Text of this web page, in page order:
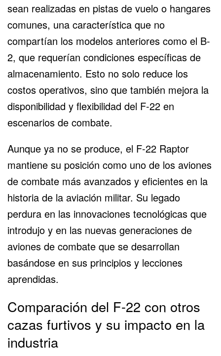
sean realizadas en pistas de vuelo o hangares
comunes, una característica que no
compartían los modelos anteriores como el B-
2, que requerían condiciones específicas de
almacenamiento. Esto no solo reduce los
costos operativos, sino que también mejora la
disponibilidad y flexibilidad del F-22 en
escenarios de combate.
Aunque ya no se produce, el F-22 Raptor
mantiene su posición como uno de los aviones
de combate más avanzados y eficientes en la
historia de la aviación militar. Su legado
perdura en las innovaciones tecnológicas que
introdujo y en las nuevas generaciones de
aviones de combate que se desarrollan
basándose en sus principios y lecciones
aprendidas.
Comparación del F-22 con otros
cazas furtivos y su impacto en la
industria